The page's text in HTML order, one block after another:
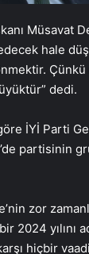
Müsavat
hale
dedi.
İYİ Parti
partisinin
zor
2024 yılını
hiçbir